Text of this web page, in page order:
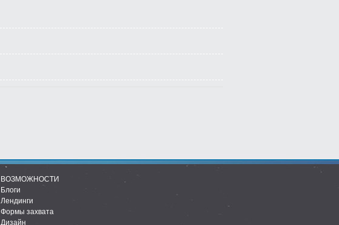
ВОЗМОЖНОСТИ
Блоги
Лендинги
Формы захвата
Дизайн